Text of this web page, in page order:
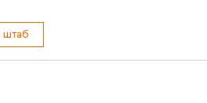
штаб